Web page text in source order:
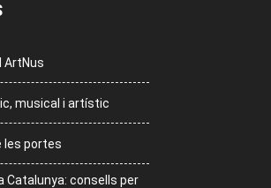
ArtNus
musical i artístic
les portes
Catalunya: consells per